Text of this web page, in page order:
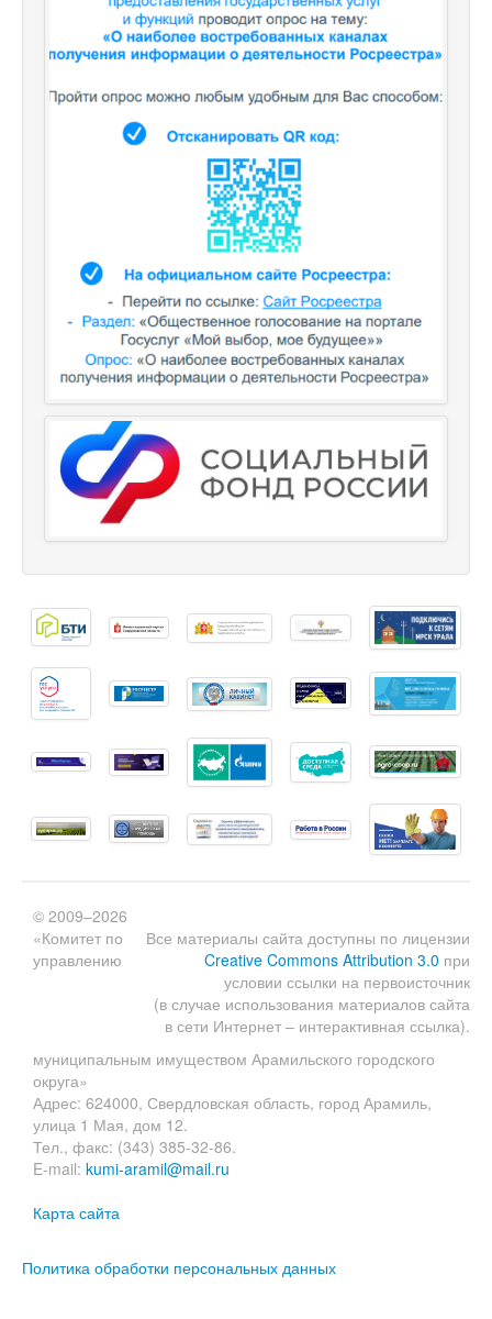
Все материалы сайта доступны по лицензии
Creative Commons Attribution 3.0 при
условии ссылки на первоисточник
(в случае использования материалов сайта
в сети Интернет – интерактивная ссылка).
© 2009–2026
«Комитет по
управлению
муниципальным имуществом Арамильского городского
округа»
Адрес: 624000, Свердловская область, город Арамиль,
улица 1 Мая, дом 12.
Тел., факс: (343) 385-32-86.
E-mail: kumi-aramil@mail.ru
Карта сайта
Политика обработки персональных данных